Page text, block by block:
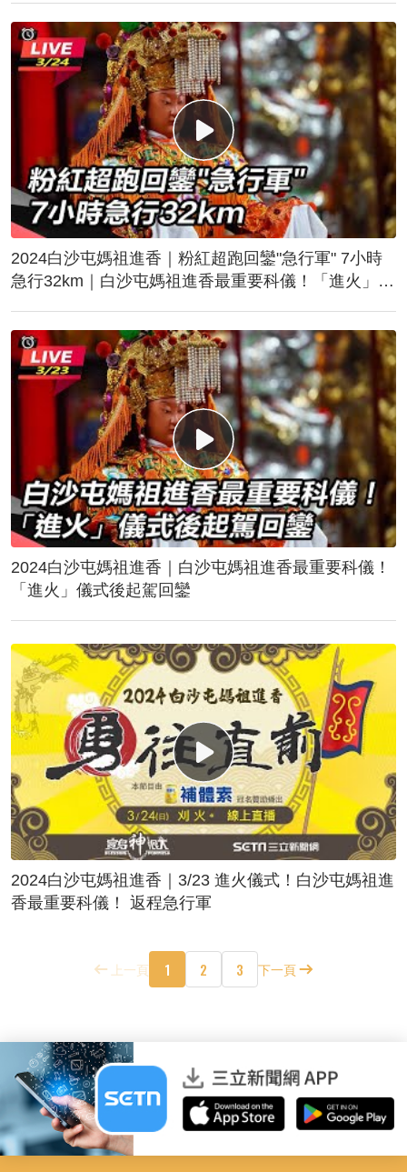
2024白沙屯媽祖進香｜粉紅超跑回鑾"急行軍" 7小時
急行32km｜白沙屯媽祖進香最重要科儀！「進火」儀
2024白沙屯媽祖進香｜白沙屯媽祖進香最重要科儀！
「進火」儀式後起駕回鑾
2024白沙屯媽祖進香｜3/23 進火儀式！白沙屯媽祖進
香最重要科儀！ 返程急行軍
上一頁 1 2 3 下一頁